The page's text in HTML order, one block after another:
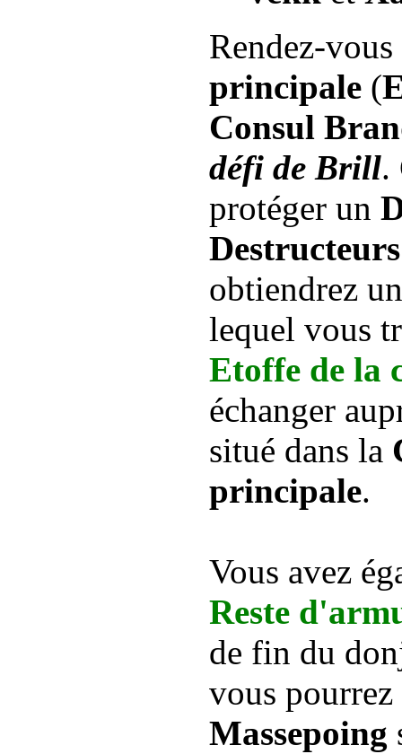
Rendez-
principale (
Consul
défi de Brill.
protéger un
Destructeurs
obtiendrez
lequel vous
Etoffe de la
échanger
situé dans la
principale.
Vous avez
Reste
de fin du
vous
Massepoing